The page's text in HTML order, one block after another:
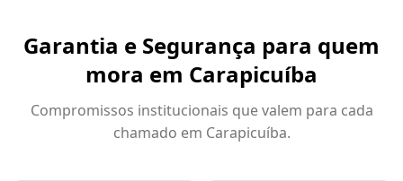
Garantia e Segurança para quem
mora em Carapicuíba
Compromissos institucionais que valem para cada
chamado em Carapicuíba.